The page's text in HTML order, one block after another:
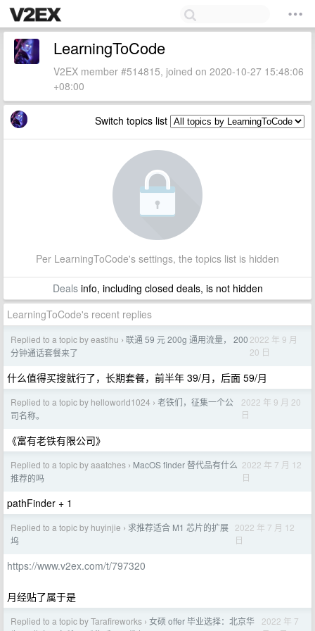
LearningToCode
V2EX member #514815, joined on 2020-10-27 15:48:06
+08:00
Switch topics list
Per LearningToCode's settings, the topics list is hidden
Dealsinfo, including closed deals, is not hidden
LearningToCode's recent replies
Replied to a topic by eastlhu › 联通 59 元 200g 通用流量， 200
分钟通话套餐来了
2022 年 9 月
20 日
什么值得买搜就行了，长期套餐，前半年 39/月，后面 59/月
Replied to a topic by helloworld1024 › 老铁们，征集一个公
司名称。
2022 年 9 月 20
日
《富有老铁有限公司》
Replied to a topic by aaatches › MacOS finder 替代品有什么
推荐的吗
2022 年 7 月 12
日
pathFinder + 1
Replied to a topic by huyinjie › 求推荐适合 M1 芯片的扩展
坞
2022 年 7 月 12
日
https://www.v2ex.com/t/797320
月经贴了属于是
Replied to a topic by Tarafireworks › 女硕 offer 毕业选择：北京华
2022 年 7